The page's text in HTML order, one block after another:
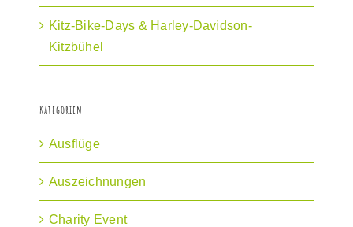
Kitz-Bike-Days & Harley-Davidson-
Kitzbühel
Kategorien
Ausflüge
Auszeichnungen
Charity Event